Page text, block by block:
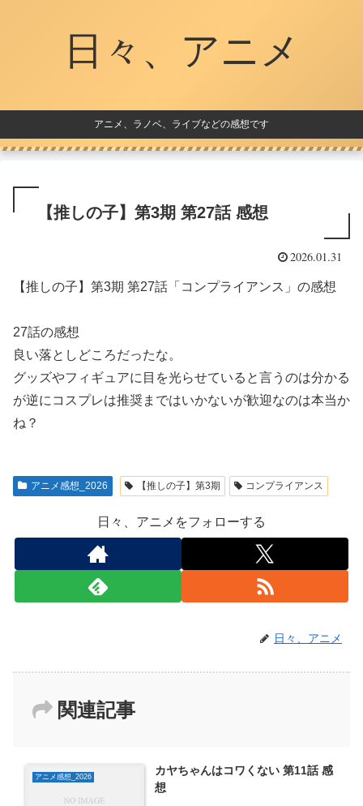
日々、アニメ
アニメ、ラノベ、ライブなどの感想です
【推しの子】第3期 第27話 感想
2026.01.31
【推しの子】第3期 第27話「コンプライアンス」の感想
27話の感想
良い落としどころだったな。
グッズやフィギュアに目を光らせていると言うのは分かる
が逆にコスプレは推奨まではいかないが歓迎なのは本当か
ね？
アニメ感想_2026 【推しの子】第3期 コンプライアンス
日々、アニメをフォローする
日々、アニメ
関連記事
アニメ感想_2026
カヤちゃんはコワくない 第11話 感
想